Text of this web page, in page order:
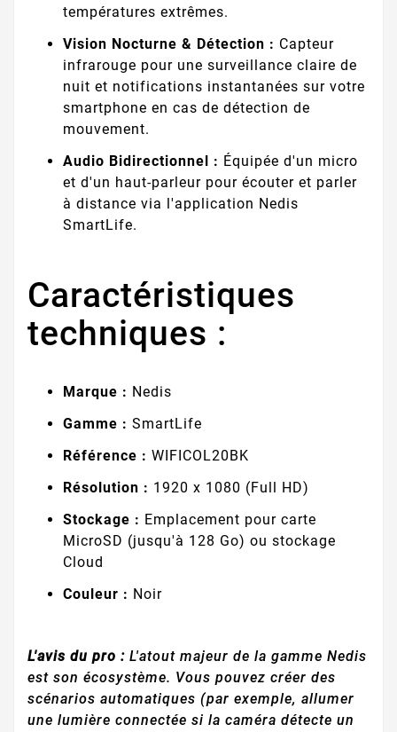
températures extrêmes.
Vision Nocturne & Détection : Capteur
infrarouge pour une surveillance claire de
nuit et notifications instantanées sur votre
smartphone en cas de détection de
mouvement.
Audio Bidirectionnel : Équipée d'un micro
et d'un haut-parleur pour écouter et parler
à distance via l'application Nedis
SmartLife.
Caractéristiques
techniques :
Marque : Nedis
Gamme : SmartLife
Référence : WIFICOL20BK
Résolution : 1920 x 1080 (Full HD)
Stockage : Emplacement pour carte
MicroSD (jusqu'à 128 Go) ou stockage
Cloud
Couleur : Noir
L'avis du pro : L'atout majeur de la gamme Nedis
est son écosystème. Vous pouvez créer des
scénarios automatiques (par exemple, allumer
une lumière connectée si la caméra détecte un